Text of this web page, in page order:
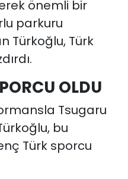
önemli bir
parkuru
Türkoğlu, Türk
OLDU
Tsugaru
bu
Türk sporcu